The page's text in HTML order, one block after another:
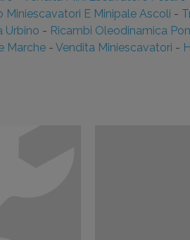
Miniescavatori E Minipale Ascoli -
Urbino - Ricambi Oleodinamica
Marche- Vendita Miniescavatori -